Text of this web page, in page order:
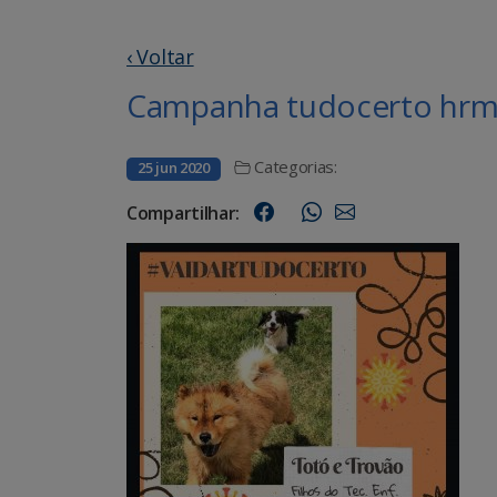
‹ Voltar
Campanha tudocerto
25 jun 2020 Categorias:
Compartilhar: